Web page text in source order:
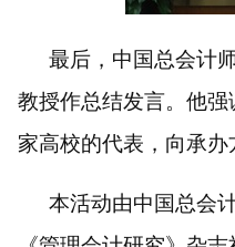
最后，中国总会计
教授作总结发言。他强
家高校的代表，向承
本活动由中国总会